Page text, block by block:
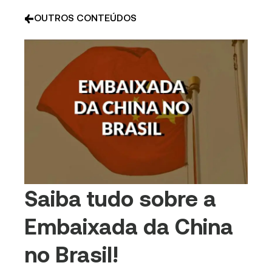
OUTROS CONTEÚDOS
Saiba tudo sobre a
Embaixada da China
no Brasil!